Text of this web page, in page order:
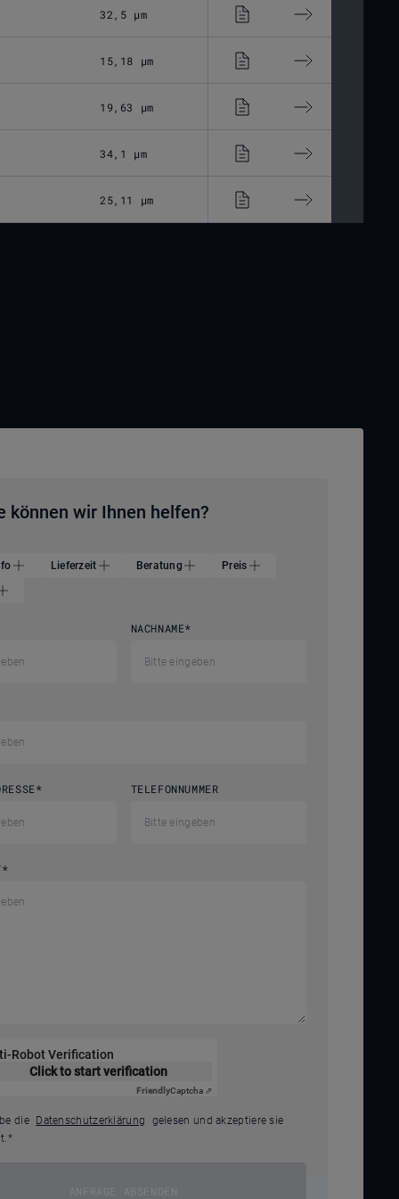
32,5 μm Optisches Glas
15,18 μm Optisches Glas
19,63 μm Optisches Glas
34,1 μm Optisches Glas
25,11 μm Optisches Glas
können wir Ihnen helfen?
Lieferzeit Beratung
Preis
NACHNAME*
* TELEFONNUMMER
*
Robot Verification
Click to start verification
FriendlyCaptcha ⇗
die Datenschutzerklärung
gelesen und akzeptiere sie
*